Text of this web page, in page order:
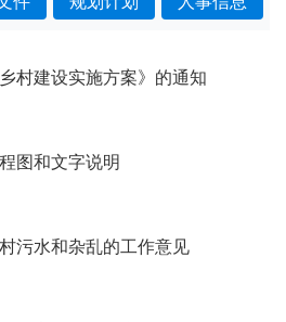
村建设实施方案》的通知
图和文字说明
污水和杂乱的工作意见